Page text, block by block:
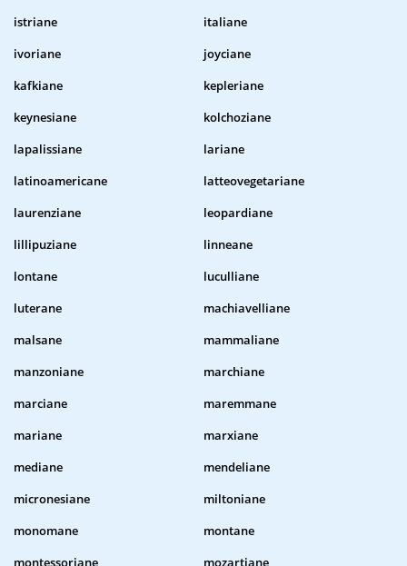
istriane
italiane
ivoriane
joyciane
kafkiane
kepleriane
keynesiane
kolchoziane
lapalissiane
lariane
latinoamericane
latteovegetariane
laurenziane
leopardiane
lillipuziane
linneane
lontane
luculliane
luterane
machiavelliane
malsane
mammaliane
manzoniane
marchiane
marciane
maremmane
mariane
marxiane
mediane
mendeliane
micronesiane
miltoniane
monomane
montane
montessoriane
mozartiane